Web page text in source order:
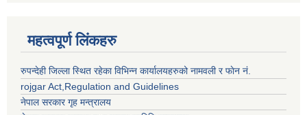
महत्वपूर्ण लिंकहरु
रुपन्देही जिल्ला स्थित रहेका विभिन्न कार्यालयहरुको नामवली र फाेन न‌ं.
rojgar Act,Regulation and Guidelines
नेपाल सरकार गृह मन्त्रालय